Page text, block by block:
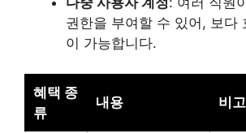
권한을 부여할 수 있어, 보다
이 가능합니다.
혜택 종
류
내용 비고